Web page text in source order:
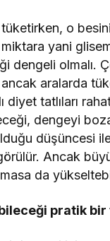
o
yani
dengeli olmalı.
aralarda
diyet tatlıları
dengeyi
düşüncesi
Ancak
da
pratik bir